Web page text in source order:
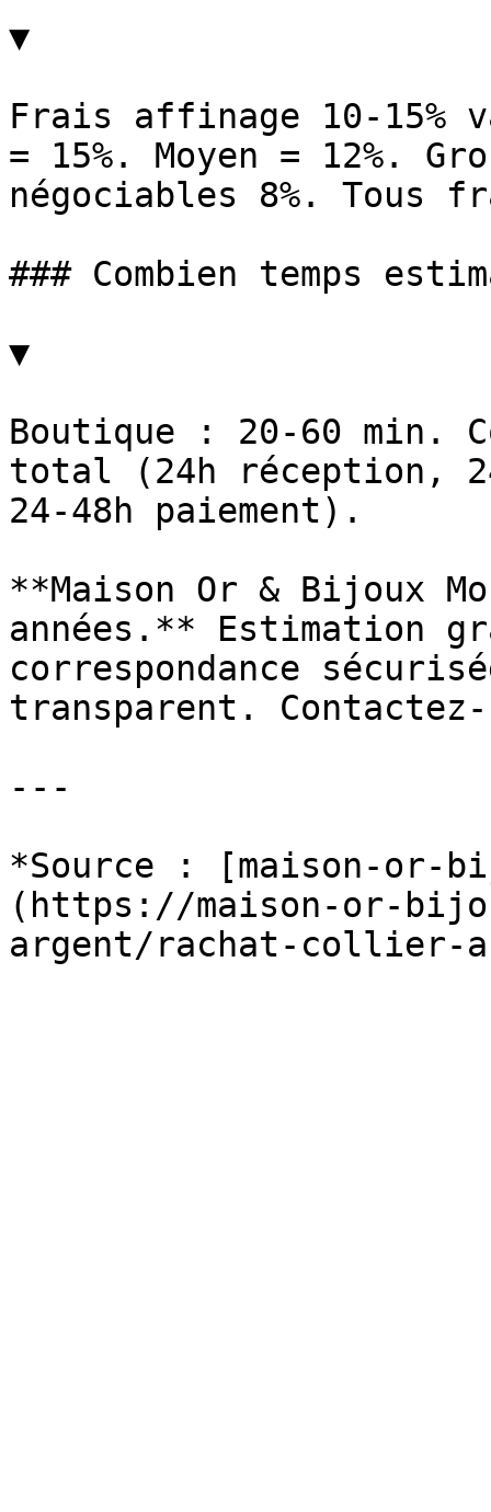
▼
Frais affinage 10-
= 15%. Moyen = 12%.
négociables 8%.
### Combien temps
▼
Boutique : 20-60 min.
total (24h réception,
24-48h paiement).
**Maison Or & Bijoux
années.** Estimation
correspondance
transparent.
---
*Source : [maison-or-
(https://maison-or-